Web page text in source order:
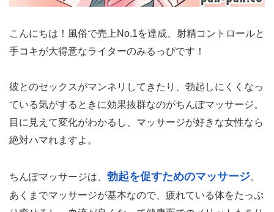
こんにちは！風俗で売上No.1を達成、射精コントロールと
手コキが大得意なライターのみるっぴです！
彼とのセックスがマンネリしてきたり、勃起しにくくなっ
ている気がするときに効果抜群なのがちんぽマッサージ。
目に見えて変化がわかるし、マッサージが好きな女性なら
絶対ハマれますよ。
ちんぽマッサージは、 勃起を促すためのマッサージ。
あくまでマッサージが基本なので、疲れている体をたっぷ